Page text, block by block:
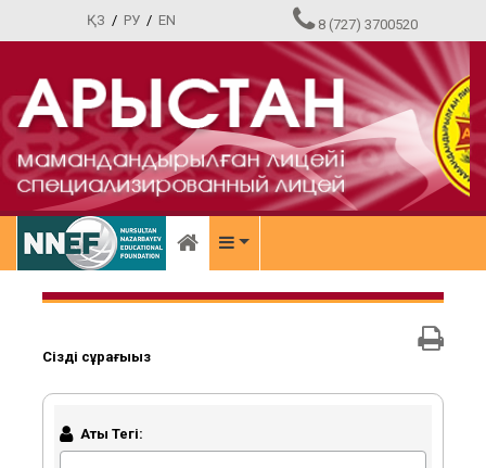
ҚЗ / РУ/ EN 8 (727) 3700520
Сіздің сұрағыңыз
Аты Тегі: